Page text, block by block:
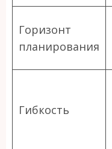
Горизонт
планирования
Гибкость